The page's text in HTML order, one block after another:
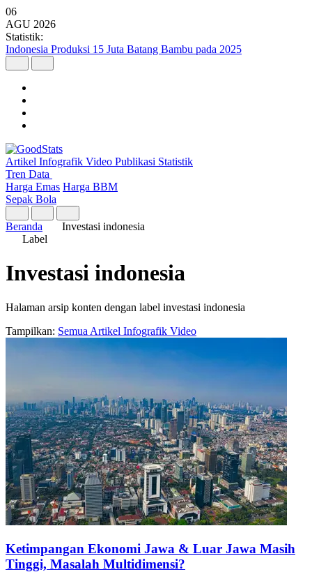
06
AGU 2026
Statistik:
Indonesia Produksi 15 Juta Batang Bambu pada 2025
Artikel Infografik Video Publikasi Statistik
Tren Data
Harga Emas Harga BBM
Sepak Bola
Beranda
Investasi indonesia
Label
Investasi indonesia
Halaman arsip konten dengan label investasi indonesia
Tampilkan: Semua Artikel Infografik Video
Ketimpangan Ekonomi Jawa & Luar Jawa Masih
Tinggi, Masalah Multidimensi?